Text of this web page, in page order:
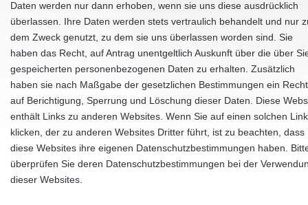
Daten werden nur dann erhoben, wenn sie uns diese ausdrücklich
überlassen. Ihre Daten werden stets vertraulich behandelt und nur
dem Zweck genutzt, zu dem sie uns überlassen worden sind. Sie
haben das Recht, auf Antrag unentgeltlich Auskunft über die über
gespeicherten personenbezogenen Daten zu erhalten. Zusätzlich
haben sie nach Maßgabe der gesetzlichen Bestimmungen ein Recht
auf Berichtigung, Sperrung und Löschung dieser Daten. Diese
enthält Links zu anderen Websites. Wenn Sie auf einen solchen Link
klicken, der zu anderen Websites Dritter führt, ist zu beachten, dass
diese Websites ihre eigenen Datenschutzbestimmungen haben.
überprüfen Sie deren Datenschutzbestimmungen bei der
dieser Websites.